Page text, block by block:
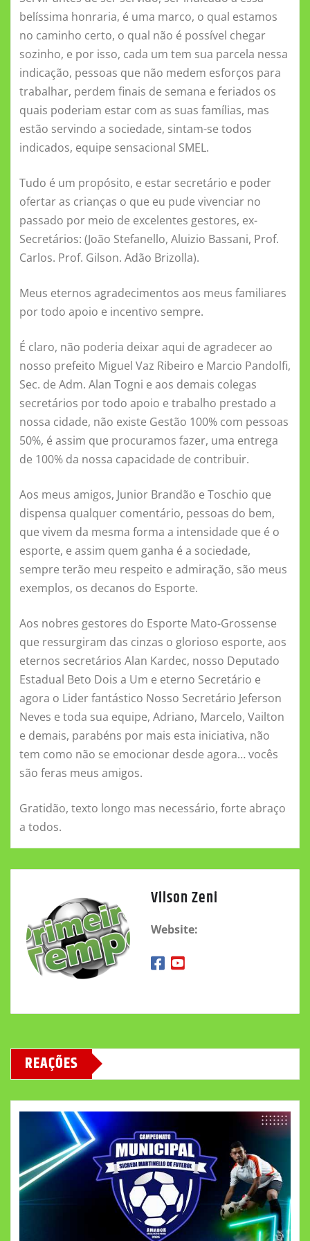
o
o
k
p
p
g
er
a
ss
ni
ki
m
belíssima honraria, é uma marco, o qual estamos
no caminho certo, o qual não é possível chegar
sozinho, e por isso, cada um tem sua parcela nessa
indicação, pessoas que não medem esforços para
trabalhar, perdem finais de semana e feriados os
quais poderiam estar com as suas famílias, mas
estão servindo a sociedade, sintam-se todos
indicados, equipe sensacional SMEL.
Tudo é um propósito, e estar secretário e poder
ofertar as crianças o que eu pude vivenciar no
passado por meio de excelentes gestores, ex-
Secretários: (João Stefanello, Aluizio Bassani, Prof.
Carlos. Prof. Gilson. Adão Brizolla).
Meus eternos agradecimentos aos meus familiares
por todo apoio e incentivo sempre.
É claro, não poderia deixar aqui de agradecer ao
nosso prefeito Miguel Vaz Ribeiro e Marcio Pandolfi,
Sec. de Adm. Alan Togni e aos demais colegas
secretários por todo apoio e trabalho prestado a
nossa cidade, não existe Gestão 100% com pessoas
50%, é assim que procuramos fazer, uma entrega
de 100% da nossa capacidade de contribuir.
Aos meus amigos, Junior Brandão e Toschio que
dispensa qualquer comentário, pessoas do bem,
que vivem da mesma forma a intensidade que é o
esporte, e assim quem ganha é a sociedade,
sempre terão meu respeito e admiração, são meus
exemplos, os decanos do Esporte.
Aos nobres gestores do Esporte Mato-Grossense
que ressurgiram das cinzas o glorioso esporte, aos
eternos secretários Alan Kardec, nosso Deputado
Estadual Beto Dois a Um e eterno Secretário e
agora o Lider fantástico Nosso Secretário Jeferson
Neves e toda sua equipe, Adriano, Marcelo, Vailton
e demais, parabéns por mais esta iniciativa, não
tem como não se emocionar desde agora… vocês
são feras meus amigos.
Gratidão, texto longo mas necessário, forte abraço
a todos.
Vilson Zeni
Website:
REAÇÕES